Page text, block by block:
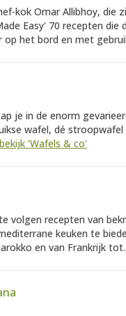
kok Omar Allibhoy, die
Easy' 70 recepten die
op het bord en met
je in de enorm
wafel, dé
bekijk 'Wafels & co'
volgen recepten van
keuken te
en van Frankrijk